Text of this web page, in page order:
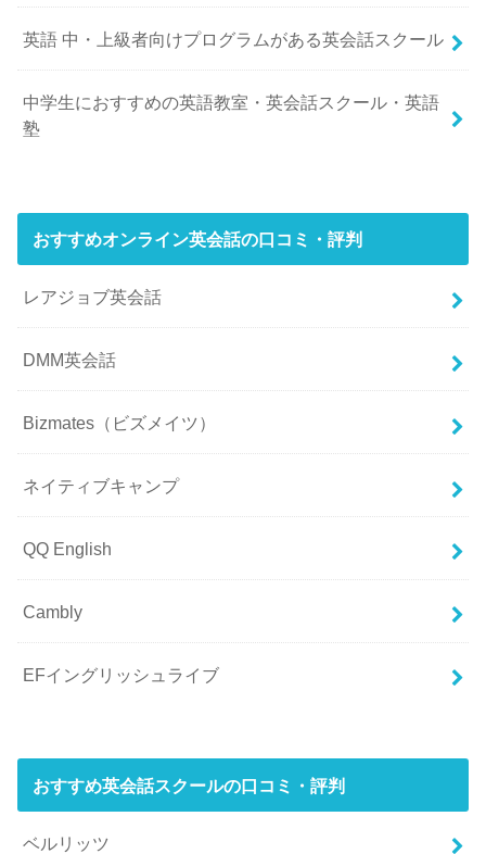
英語 中・上級者向けプログラムがある英会話スクール
中学生におすすめの英語教室・英会話スクール・英語
塾
おすすめオンライン英会話の口コミ・評判
レアジョブ英会話
DMM英会話
Bizmates（ビズメイツ）
ネイティブキャンプ
QQ English
Cambly
EFイングリッシュライブ
おすすめ英会話スクールの口コミ・評判
ベルリッツ